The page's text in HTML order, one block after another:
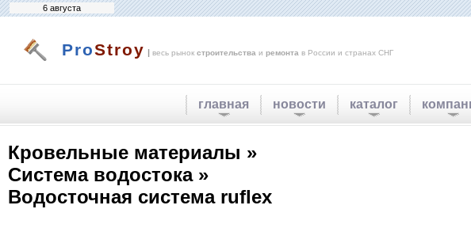
6 августа
ProStroy | весь рынок строительства и ремонта в России и странах СНГ
главная новости каталог
Кровельные материалы »
Система водостока »
Водосточная система ruflex